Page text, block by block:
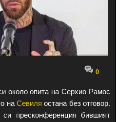
0
около опита на Серхио Рамос
на Севиля остана без отговор.
пресконференция бившият